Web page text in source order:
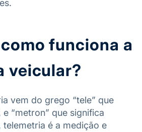
funciona a
veicular?
vem do grego “tele” que
e “metron” que significa
telemetria é a medição e